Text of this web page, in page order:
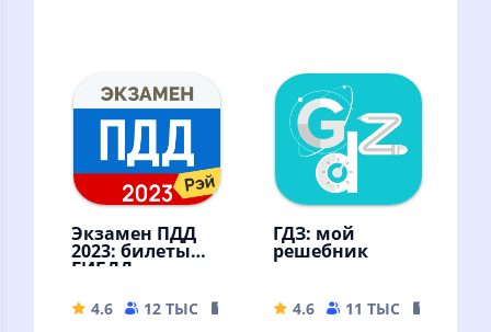
Экзамен ПДД
2023: билеты
ГИБДД
4.6 12 ТЫС
42.85 MB
ГДЗ: мой
решебник
4.6 11 ТЫС